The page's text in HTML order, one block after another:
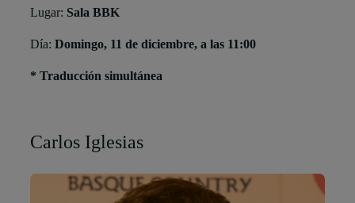
Lugar: Sala BBK
Día: Domingo, 11 de diciembre, a las 11:00
* Traducción simultánea
Carlos Iglesias